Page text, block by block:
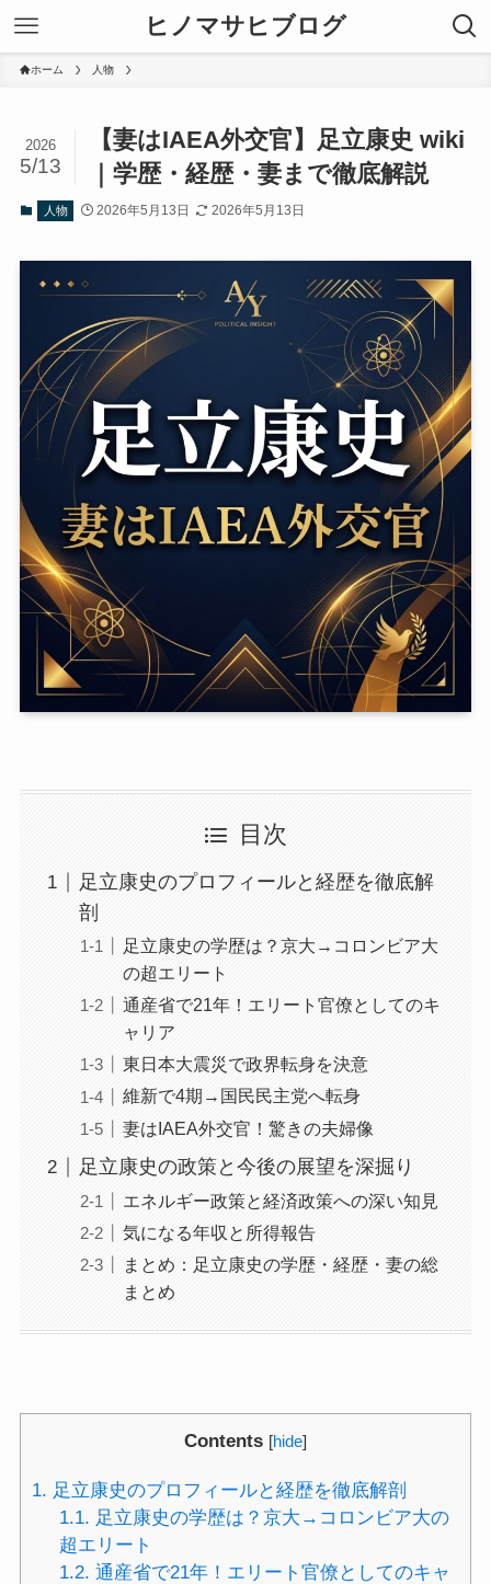
ヒノマサヒブログ
ホーム 人物
【妻はIAEA外交官】足立康史 wiki
｜学歴・経歴・妻まで徹底解説
2026
5/13
人物 2026年5月13日 2026年5月13日
目次
足立康史のプロフィールと経歴を徹底解
剖
足立康史の学歴は？京大→コロンビア大
の超エリート
通産省で21年！エリート官僚としてのキ
ャリア
東日本大震災で政界転身を決意
維新で4期→国民民主党へ転身
妻はIAEA外交官！驚きの夫婦像
足立康史の政策と今後の展望を深掘り
エネルギー政策と経済政策への深い知見
気になる年収と所得報告
まとめ：足立康史の学歴・経歴・妻の総
まとめ
Contents [hide]
1. 足立康史のプロフィールと経歴を徹底解剖
1.1. 足立康史の学歴は？京大→コロンビア大の
超エリート
1.2. 通産省で21年！エリート官僚としてのキャ